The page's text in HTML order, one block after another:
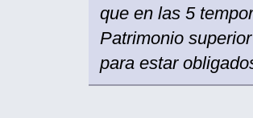
que en las 5
Patrimonio
para estar